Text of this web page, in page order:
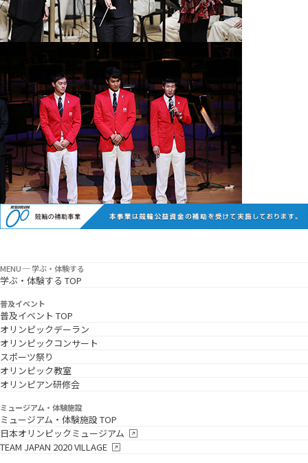
MENU ─ 学ぶ・体験する
学ぶ・体験する TOP
普及イベント
普及イベント TOP
オリンピックデーラン
オリンピックコンサート
スポーツ祭り
オリンピック教室
オリンピアン研修会
ミュージアム・体験施設
ミュージアム・体験施設 TOP
日本オリンピックミュージアム
TEAM JAPAN 2020 VILLAGE